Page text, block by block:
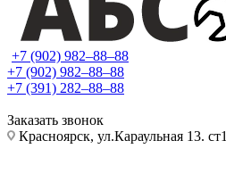
+7 (902) 982‒88‒88
+7 (902) 982‒88‒88
+7 (391) 282‒88‒88
Заказать звонок
Красноярск, ул.Караульная 13. ст1